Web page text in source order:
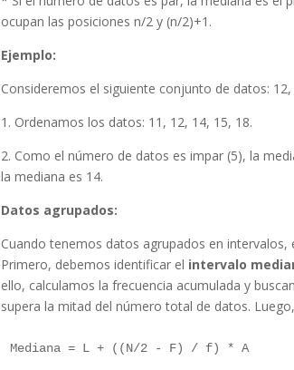
ocupan las posiciones n/2 y (n/2)+1.
Ejemplo:
Consideremos el siguiente conjunto de datos: 12,
1. Ordenamos los datos: 11, 12, 14, 15, 18.
2. Como el número de datos es impar (5), la
la mediana es 14.
Datos agrupados:
Cuando tenemos datos agrupados en
Primero, debemos identificar el intervalo
ello, calculamos la frecuencia acumulada y
supera la mitad del número total de datos.
Mediana = L + ((N/2 - F) / f) * A